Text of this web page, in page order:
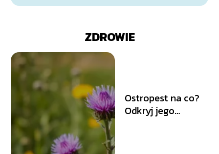
ZDROWIE
Ostropest na co?
Odkryj jego